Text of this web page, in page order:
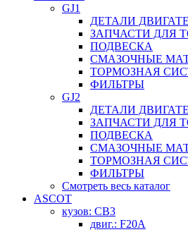
GJ1
ДЕТАЛИ
ЗАПЧАСТИ ДЛЯ
ПОДВЕСКА
СМАЗОЧНЫЕ
ТОРМОЗНАЯ
ФИЛЬТРЫ
GJ2
ДЕТАЛИ
ЗАПЧАСТИ ДЛЯ
ПОДВЕСКА
СМАЗОЧНЫЕ
ТОРМОЗНАЯ
ФИЛЬТРЫ
Смотреть весь каталог
ASCOT
кузов: CB3
двиг.: F20A